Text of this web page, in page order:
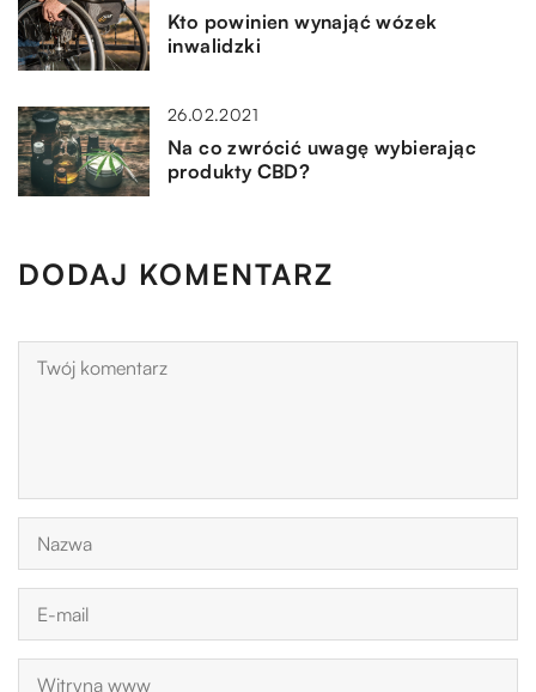
Kto powinien wynająć wózek
inwalidzki
26.02.2021
Na co zwrócić uwagę wybierając
produkty CBD?
DODAJ KOMENTARZ